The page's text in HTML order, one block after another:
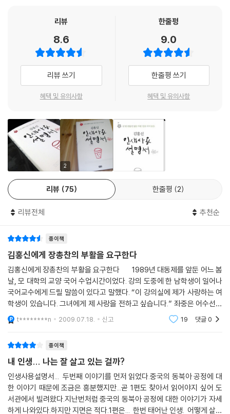
활동해 온 저자는, 과욕과 허세 없는 삶 속에서 자신을 다잡은 김수환 추기
다 인생에 회의를 느끼는 사람들에게 오늘 이 순간이 지극한 행복을 누려
야 하는 시간임을 깨닫고 지금 당장 희망을 찾을 것을 권한다.
인생의 핵심이 되는 일곱 가지 질문에 맞춰 총 7장으로 구성된 이 책에서
저자는 앞서의 질문들로 이야기를 펼쳐내봄과 동시에 그간 세상에 꺼내놓
지 않았던 비화들을 조금씩 내놓는다. 『인간시장』이라는 당대 최고의 베스
된 이후 갑작스런 교통사고로 아버지를 잃었을 때 분노하기보다는 한 걸음
뒤로 물러나 용서라는 이름으로 자신을 다독였던 기억을 털어놓고, 우리
민족의 우수성을 소설로 형상화한 『김홍신의 대발해』를 8년여 동안 구상
하고 집필한 까닭은 민족과 국가의 자존심이 올곧게 섰을 때 개인도 열등
감을 훌훌 털어내고 자존심을 확립할 수 있다는 것을 믿었기 때문이라고
역설한다.
지난해 100여 회의 대중 강의를 통해 삶의 방향을 잃고 고통에 휩싸인 사
을 다듬고 고쳐 펴낸 이 책을 읽다 보면, 타인을 기쁘게 하고 세상에 보탬이
이웃과 세상이 행복해지는 희망의 순간을 경험하게 될 것이다.
리뷰
8.6
리뷰 쓰기
혜택 및 유의사항
한줄평
9.0
한줄평 쓰기
혜택 및 유의사항
2
리뷰 75 한줄평 2
리뷰전체 추천순
종이책
김홍신에게 장총찬의 부활을 요구한다
김홍신에게 장총찬의 부활을 요구한다 1989년 대동제를 앞둔 어느 봄
날, 모 대학의 교양 국어 수업시간이었다. 강의 도중에 한 남학생이 일어나
국어교수에게 드릴 말씀이 있다고 말했다. “이 강의실에 제가 사랑하는 여
학생이 있습니다. 그녀에게 제 사랑을 전하고 싶습니다.” 좌중은 어수선해
졌지만, 교수는 아무 말 없이 고개를 끄덕이며 허락했다. 남학생은 준비한
꽃다
t********n 2009.07.18. 신고 19 댓글0
종이책
내 인생... 나는 잘 살고 있는 걸까?
인생사용설명서... 두번째 이야기를 먼저 읽었다.중국의 동북아 공정에 대
한 이야기 때문에 조금은 흥분했지만...곧 1편도 찾아서 읽어야지 싶어 도
서관에서 빌려왔다.지난번처럼 중국의 동북아 공정에 대한 이야기가 자세
하게 나와있다.하지만 지면은 적다.1편은... 한번 태어난 인생. 어떻게 살아